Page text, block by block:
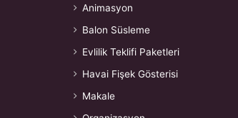
Animasyon
Balon Süsleme
Evlilik Teklifi Paketleri
Havai Fişek Gösterisi
Makale